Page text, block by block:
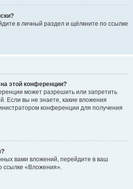
в личный раздел и щёлкните по ссылке
этой конференции?
может разрешить или запретить
Если вы не знаете, какие вложения
конференции для получения
вами вложений, перейдите в ваш
ссылке «Вложения».